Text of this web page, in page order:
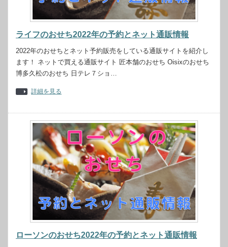
ライフのおせち2022年の予約とネット通販情報
2022年のおせちとネット予約販売をしている通販サイトを紹介し
ます！ ネットで買える通販サイト 匠本舗のおせち Oisixのおせち
博多久松のおせち 日テレ７ショ…
詳細を見る
ローソンのおせち2022年の予約とネット通販情報